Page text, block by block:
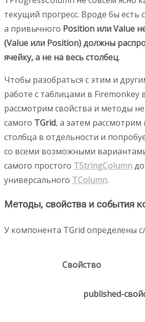
текущий прогресс. Вроде бы есть
а привычного Position или Value
(Value или Position) должны
ячейку, а не на весь столбец.
Чтобы разобраться с этим и
работе с таблицами в Firemonkey
рассмотрим свойства и методы
самого TGrid, а затем
столбца в отдельности и
со всеми возможными
самого простого TStringColumn
универсального TColumn.
Методы, свойства и события
У компонента TGrid определены
Свойство
published-